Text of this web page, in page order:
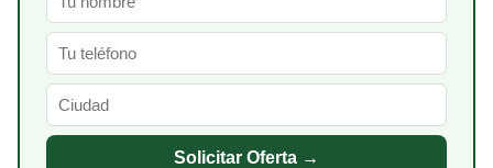
Solicitar Oferta →